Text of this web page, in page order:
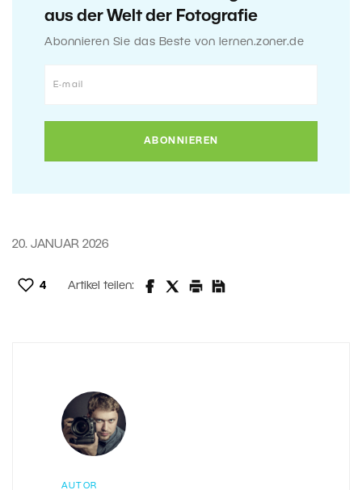
aus der Welt der Fotografie
Abonnieren Sie das Beste von lernen.zoner.de
20. JANUAR 2026
4 Artikel teilen:
AUTOR